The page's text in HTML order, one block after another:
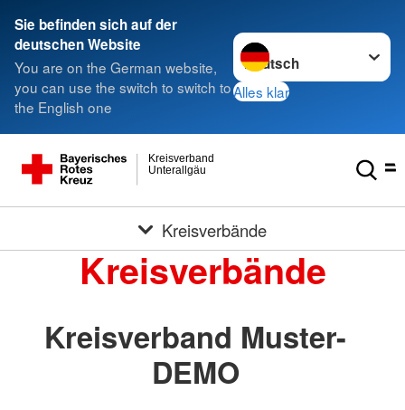
Sie befinden sich auf der
deutschen Website
You are on the German website,
you can use the switch to switch to
the English one
Sprache wechseln zu
Alles klar
Unterallgäu
Kreisverband
Kreisverbände
Kreisverbände
Kreisverband Muster-
DEMO